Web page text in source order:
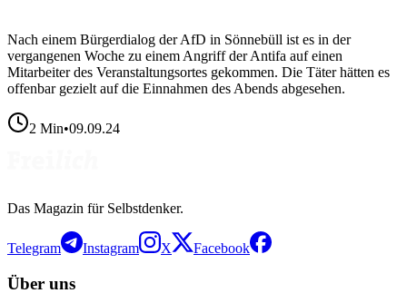
Nach einem Bürgerdialog der AfD in Sönnebüll ist es in der
vergangenen Woche zu einem Angriff der Antifa auf einen
Mitarbeiter des Veranstaltungsortes gekommen. Die Täter hätten es
offenbar gezielt auf die Einnahmen des Abends abgesehen.
2 Min•09.09.24
Das Magazin für Selbstdenker.
Telegram Instagram X Facebook
Über uns